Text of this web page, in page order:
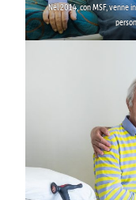
Nel 2014, con MSF, venne